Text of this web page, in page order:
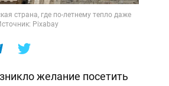
страна, где по-летнему тепло даже
Pixabay
желание посетить